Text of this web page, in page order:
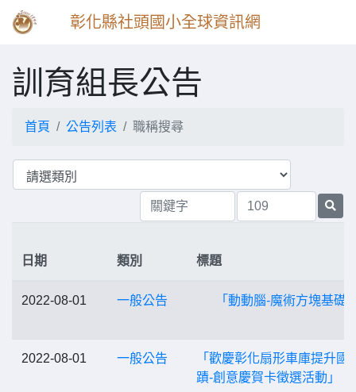
彰化縣社頭國小全球資訊網
訓育組長公告
首頁 公告列表 職稱搜尋
日期 類別 標題
2022-08-01 一般公告 「動動腦-魔術方塊基礎
2022-08-01 一般公告
「歡慶彰化扇形車庫提升國
蹟-創意慶賀卡徵選活動」